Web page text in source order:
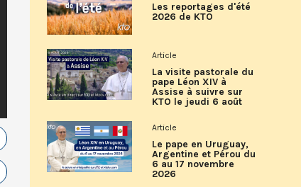
Les reportages d'été
2026 de KTO
Article
La visite pastorale du
pape Léon XIV à
Assise à suivre sur
KTO le jeudi 6 août
Article
Le pape en Uruguay,
Argentine et Pérou du
6 au 17 novembre
2026